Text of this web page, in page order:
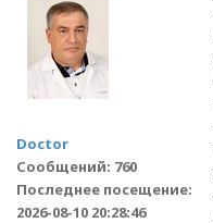
Doctor
Сообщений: 760
Последнее посещение:
2026-08-10 20:28:46